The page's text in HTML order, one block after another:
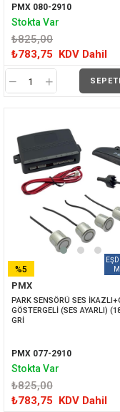
PMX 080-2910
₺825,00
₺783,75 KDV Dahil
Stokta Var
PMX
PARK SENSÖRÜ SES
GÖSTERGELİ (SES AYARLI)
GRİ
PMX 077-2910
₺825,00
₺783,75 KDV Dahil
%5
İNDIRIM
Stokta Var